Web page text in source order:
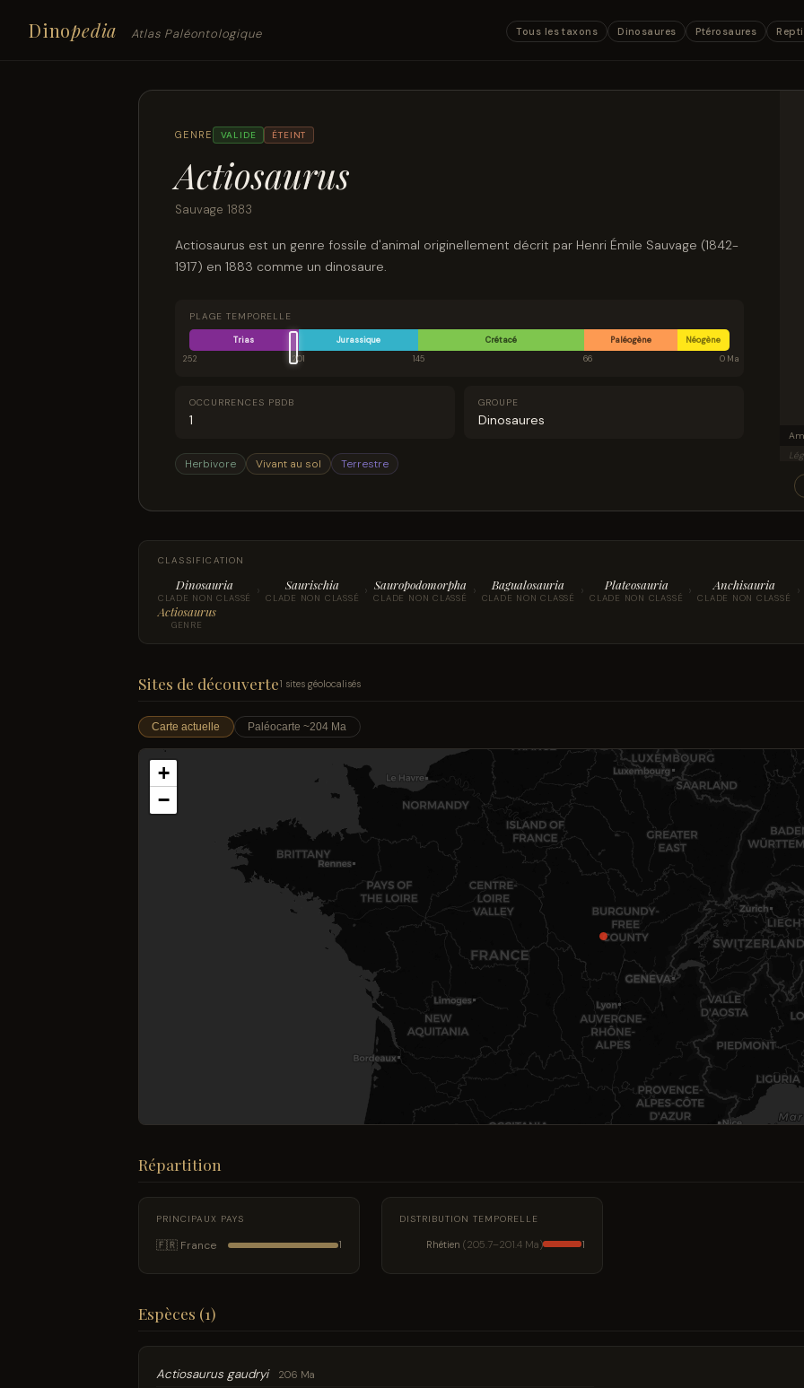
Dinopedia Atlas Paléontologique Tous les taxons Dinosaures Ptérosaures
GENRE VALIDE ÉTEINT
Actiosaurus
Sauvage 1883
Actiosaurus est un genre fossile d'animal originellement décrit par Henri Émile Sauvage (1842-
1917) en 1883 comme un dinosaure.
PLAGE TEMPORELLE
Trias Jurassique Crétacé Paléogène
Néogène
252
201 145 66 0 Ma
OCCURRENCES PBDB
1
GROUPE
Dinosaures
Herbivore Vivant au sol Terrestre
CLASSIFICATION
Dinosauria
CLADE NON CLASSÉ › Saurischia
CLADE NON CLASSÉ › Sauropodomorpha
CLADE NON CLASSÉ › Bagualosauria
CLADE NON CLASSÉ › Plateosauria
CLADE NON CLASSÉ › Anchisauria
CLADE NON CLASSÉ ›
Actiosaurus
GENRE
Sites de découverte1 sites géolocalisés
Carte actuelle Paléocarte ~204 Ma
+
−
Répartition
PRINCIPAUX PAYS
🇫🇷 France 1
DISTRIBUTION TEMPORELLE
Rhétien (205.7–201.4 Ma) 1
Espèces (1)
Actiosaurus gaudryi 206 Ma